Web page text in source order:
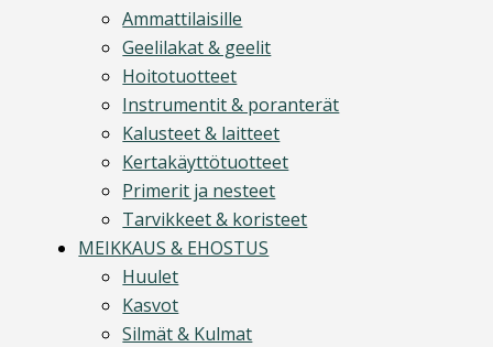
Ammattilaisille
Geelilakat & geelit
Hoitotuotteet
Instrumentit & poranterät
Kalusteet & laitteet
Kertakäyttötuotteet
Primerit ja nesteet
Tarvikkeet & koristeet
MEIKKAUS & EHOSTUS
Huulet
Kasvot
Silmät & Kulmat